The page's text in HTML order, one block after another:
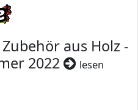
aus Holz -
2022
lesen